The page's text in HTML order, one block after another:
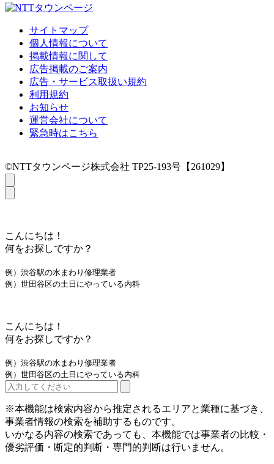
サイトマップ
個人情報について
掲載情報に関して
広告掲載のご案内
広告・サービス取扱い規約
利用規約
お知らせ
運営会社について
緊急時はこちら
©NTTタウンページ株式会社 TP25-193号【261029】
こんにちは！
何をお探しですか？
例）渋谷駅の水まわり修理業者
例）世田谷区の土日にやっている内科
こんにちは！
何をお探しですか？
例）渋谷駅の水まわり修理業者
例）世田谷区の土日にやっている内科
※本機能は検索内容から推定されるエリアと業種に基づき、
事業者情報の検索を補助するものです。
いかなる内容の検索であっても、本機能では事業者の比較・
優劣評価・断定的判断・専門的判断は行いません。